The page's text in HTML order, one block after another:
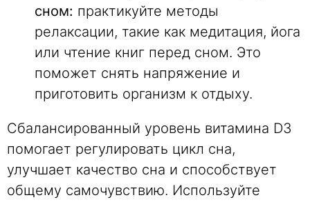
сном: практикуйте методы
релаксации, такие как медитация, йога
или чтение книг перед сном. Это
поможет снять напряжение и
приготовить организм к отдыху.
Сбалансированный уровень витамина D3
помогает регулировать цикл сна,
улучшает качество сна и способствует
общему самочувствию. Используйте